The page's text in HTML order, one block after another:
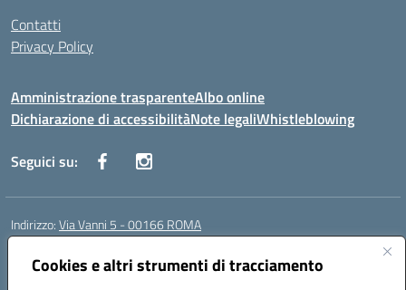
Cookies e altri strumenti di tracciamento
Contatti
Privacy Policy
Amministrazione trasparenteAlbo online
Dichiarazione di accessibilitàNote legaliWhistleblowing
Seguici su:
Indirizzo:Via Vanni 5 - 00166 ROMA
Centralino:
Posta elettronica certificata (PEC):RMIC86500P@pec.istruzione.it